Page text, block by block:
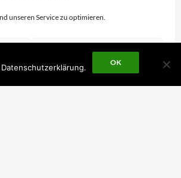
unseren Service zu optimieren.
EINSTELLUNGEN ANZEIGEN
OK